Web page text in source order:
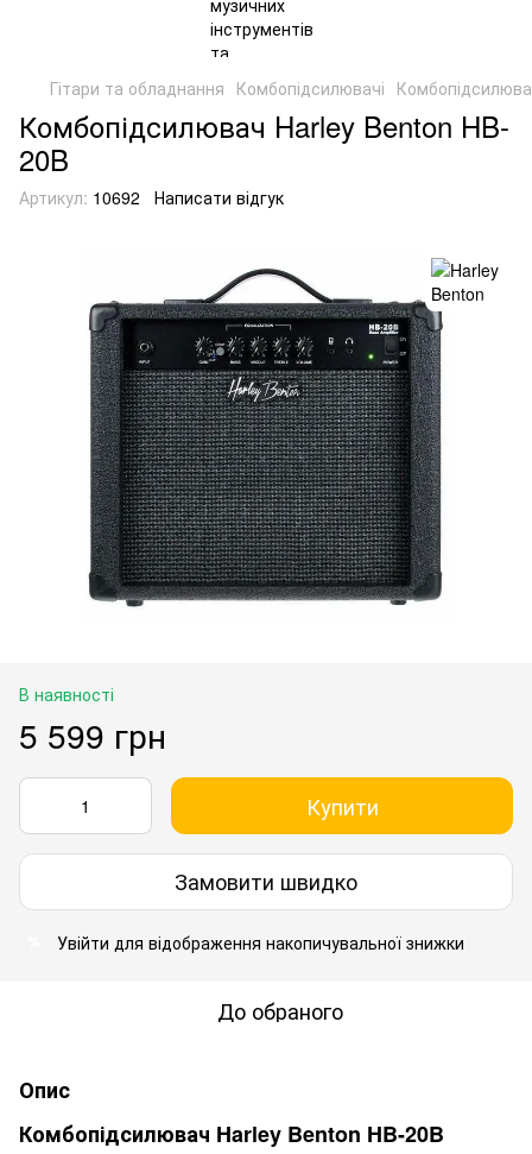
Гітари та обладнання Комбопідсилювачі
Комбопідсилювач Harley Benton HB-
20B
Артикул: 10692 Написати відгук
В наявності
5 599 грн
Купити
Замовити швидко
Увійти для відображення накопичувальної знижки
До обраного
Опис
Комбопідсилювач Harley Benton HB-20B